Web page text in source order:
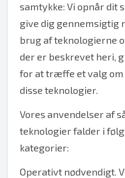
samtykke: Vi opnår dit
give dig gennemsigtig
brug af teknologierne
der er beskrevet heri,
for at træffe et valg om
disse teknologier.
Vores anvendelser af
teknologier falder i
kategorier:
Operativt nødvendigt.